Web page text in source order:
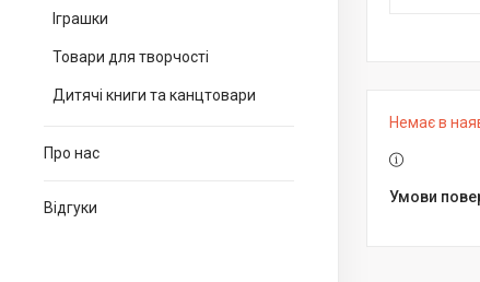
Іграшки
Товари для творчості
Дитячі книги та канцтовари
Про нас
Відгуки
Немає в